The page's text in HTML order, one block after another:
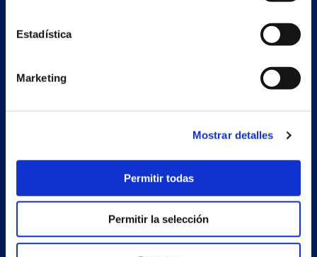
Estadística
Marketing
Mostrar detalles
Permitir todas
Permitir la selección
Secondary unit
Products